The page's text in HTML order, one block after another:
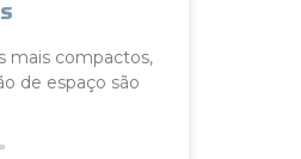
mais compactos,
de espaço são